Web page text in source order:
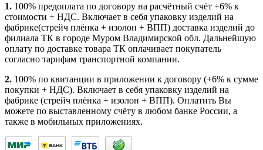
1. 100% предоплата по договору на расчётный счёт +6% к
стоимости + НДС. Включает в себя упаковку изделий на
фабрике(стрейч плёнка + изолон + ВПП) доставка изделий до
филиала ТК в городе Муром Владимирской обл. Дальнейшую
оплату по доставке товара ТК оплачивает покупатель
согласно тарифам транспортной компании.
2. 100% по квитанции в приложении к договору (+6% к сумме
покупки + НДС). Включает в себя упаковку изделий на
фабрике (стрейч плёнка + изолон + ВПП). Оплатить Вы
можете по выставленному счёту в любом банке России, а
также в мобильных приложениях.